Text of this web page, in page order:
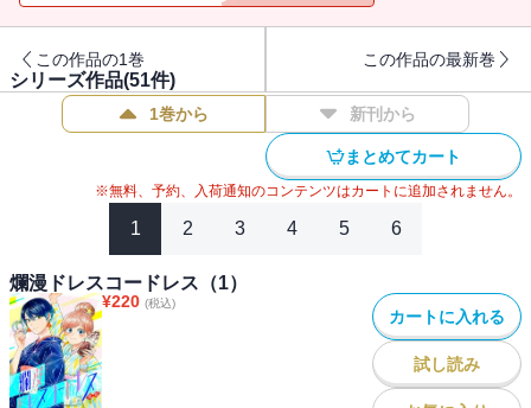
この作品の1巻 この作品の最新巻
シリーズ作品(51件)
1巻から 新刊から
まとめてカート
※無料、予約、入荷通知のコンテンツはカートに追加されません。
1 2 3 4 5 6
爛漫ドレスコードレス（1）
¥220 (税込)
カートに入れる
試し読み